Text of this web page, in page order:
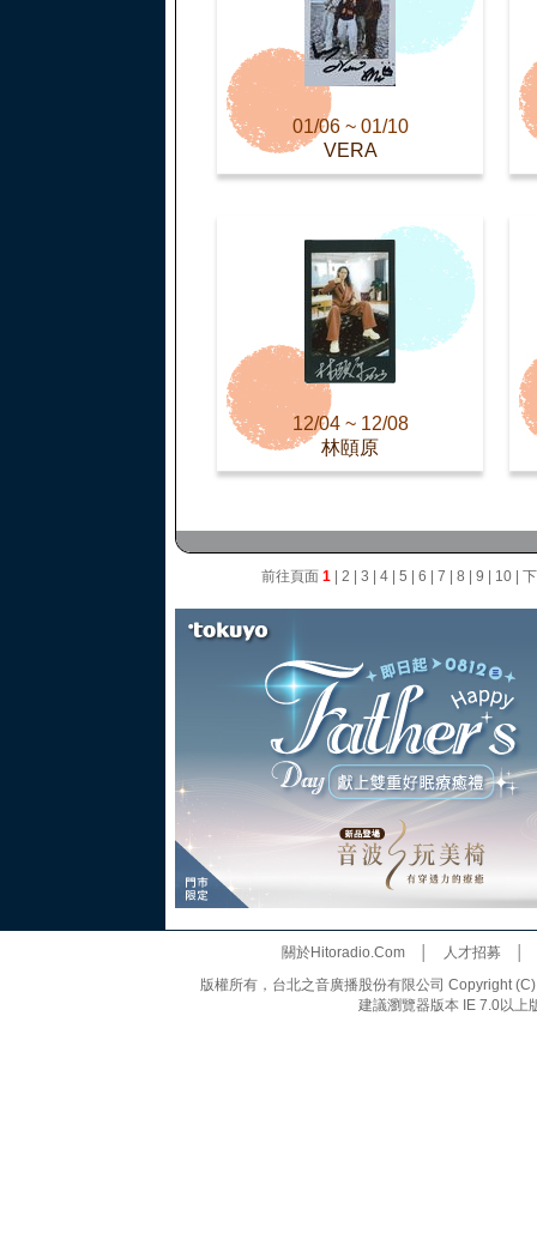
01/06 ~ 01/10
VERA
12/04 ~ 12/08
林頤原
前往頁面 1| 2 3 4| 5 6 7 8 9 10|
關於Hitoradio.Com│ 人才招募
版權所有，台北之音廣播股份有限公司 Copyright
建議瀏覽器版本 IE 7.0以上